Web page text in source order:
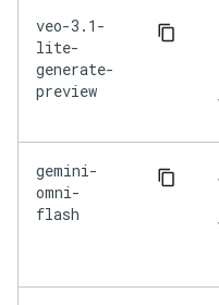
veo-3.1-
lite-
generate-
preview
gemini-
omni-
flash